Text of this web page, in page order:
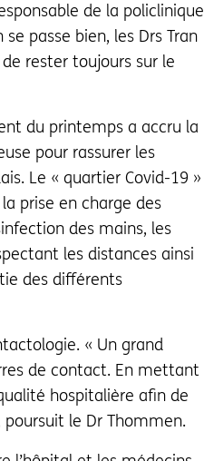
de la policlinique
passe bien, les Drs Tran
rester toujours sur le
du printemps a accru la
pour rassurer les
Le « quartier Covid-19 »
prise en charge des
des mains, les
les distances ainsi
des différents
« Un grand
de contact. En mettant
hospitalière afin de
le Dr Thommen.